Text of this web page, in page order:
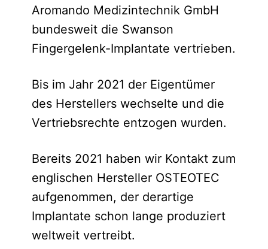
Aromando Medizintechnik GmbH
bundesweit die Swanson
Fingergelenk-Implantate vertrieben.
Bis im Jahr 2021 der Eigentümer
des Herstellers wechselte und die
Vertriebsrechte entzogen wurden.
Bereits 2021 haben wir Kontakt zum
englischen Hersteller OSTEOTEC
aufgenommen, der derartige
Implantate schon lange produziert
weltweit vertreibt.